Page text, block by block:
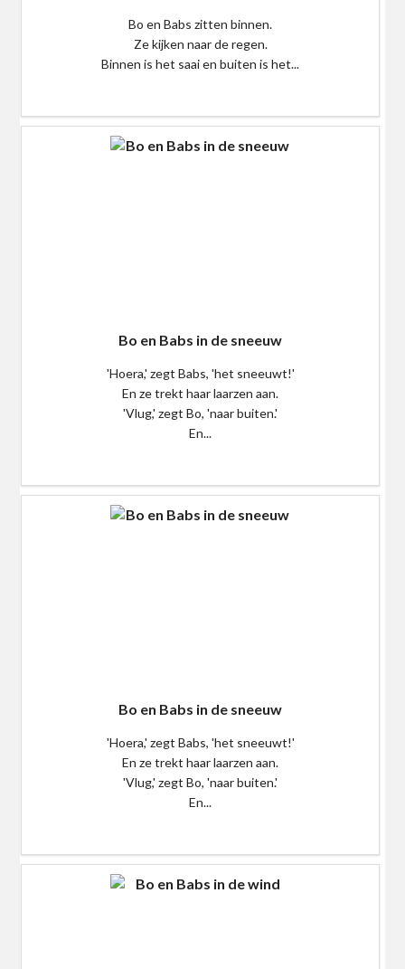
Bo en Babs zitten binnen.
Ze kijken naar de regen.
Binnen is het saai en buiten is het...
Bo en Babs in de sneeuw
'Hoera,' zegt Babs, 'het sneeuwt!'
En ze trekt haar laarzen aan.
'Vlug,' zegt Bo, 'naar buiten.'
En...
Bo en Babs in de sneeuw
'Hoera,' zegt Babs, 'het sneeuwt!'
En ze trekt haar laarzen aan.
'Vlug,' zegt Bo, 'naar buiten.'
En...